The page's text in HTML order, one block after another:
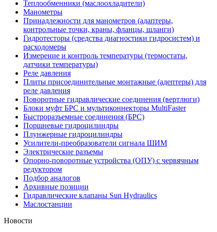
Теплообменники (маслоохладители)
Манометры
Принадлежности для манометров (адаптеры,
контрольные точки, краны, фланцы, шланги)
Гидротесторы (средства диагностики гидросистем) и
расходомеры
Измерение и контроль температуры (термостаты,
датчики температуры)
Реле давления
Плиты присоединительные монтажные (адептеры) для
реле давления
Поворотные гидравлические соединения (вертлюги)
Блоки муфт БРС и мультиконнекторы MultiFaster
Быстроразъемные соединения (БРС)
Поршневые гидроцилиндры
Плунжерные гидроцилиндры
Усилители-преобразователи сигнала ШИМ
Электрические разъемы
Опорно-поворотные устройства (ОПУ) с червячным
редуктором
Подбор аналогов
Архивные позиции
Гидравлические клапаны Sun Hydraulics
Маслостанции
Новости